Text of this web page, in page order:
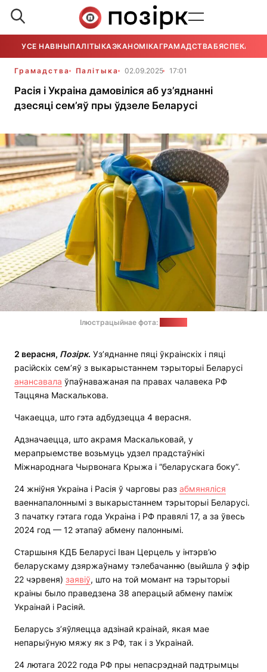
УСЕ НАВІНЫПАЛІТЫКАЭКАНОМІКАГРАМАДСТВАБЯСПЕКА
Грамадства Палітыка 02.09.2025 17:01
Расія і Украіна дамовіліся аб уз’яднанні
дзесяці сем’яў пры ўдзеле Беларусі
Ілюстрацыйнае фота:
2 верасня, Позірк. Уз’яднанне пяці ўкраінскіх і пяці
расійскіх сем’яў з выкарыстаннем тэрыторыі Беларусі
анансавала ўпаўнаважаная па правах чалавека РФ
Таццяна Маскалькова.
Чакаецца, што гэта адбудзецца 4 верасня.
Адзначаецца, што акрамя Маскальковай, у
мерапрыемстве возьмуць удзел прадстаўнікі
Міжнароднага Чырвонага Крыжа і “беларускага боку”.
24 жніўня Украіна і Расія ў чарговы раз абмяняліся
ваеннапалоннымі з выкарыстаннем тэрыторыі Беларусі.
З пачатку гэтага года Украіна і РФ правялі 17, а за ўвесь
2024 год — 12 этапаў абмену палоннымі.
Старшыня КДБ Беларусі Іван Церцель у інтэрв’ю
беларускаму дзяржаўнаму тэлебачанню (выйшла ў эфір
22 чэрвеня) заявіў, што на той момант на тэрыторыі
краіны было праведзена 38 аперацый абмену паміж
Украінай і Расіяй.
Беларусь з’яўляецца адзінай краінай, якая мае
непарыўную мяжу як з РФ, так і з Украінай.
24 лютага 2022 года РФ пры непасрэднай падтрымцы